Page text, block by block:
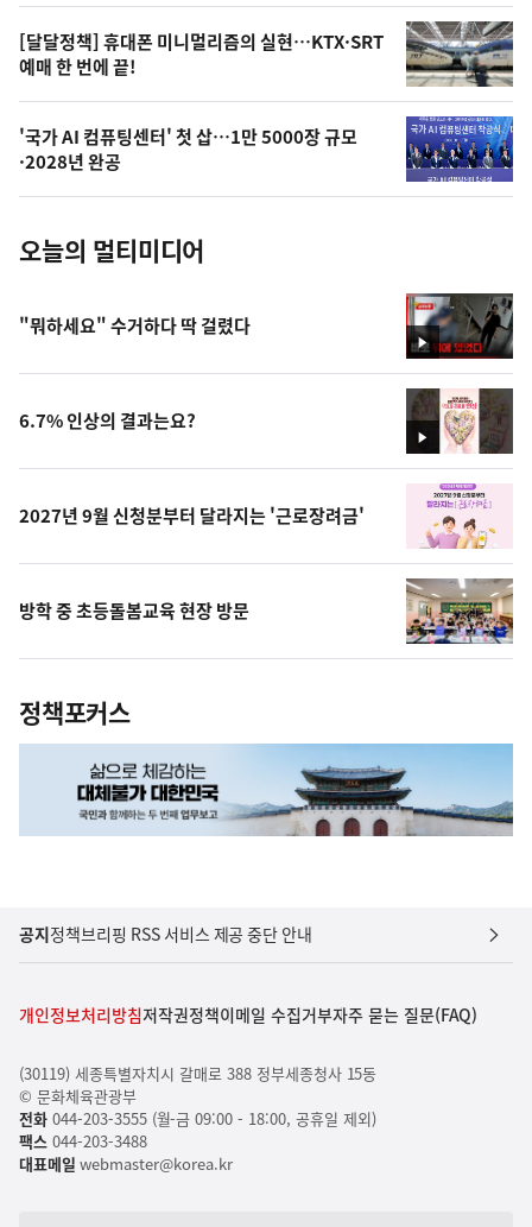
오
늘
의
사
진
[달달정책] 휴대폰 미니멀리즘의 실현…KTX·SRT
예매 한 번에 끝!
'국가 AI 컴퓨팅센터' 첫 삽…1만 5000장 규모
·2028년 완공
오늘의 멀티미디어
영
상
"뭐하세요" 수거하다 딱 걸렸다
영
상
6.7% 인상의 결과는요?
2027년 9월 신청분부터 달라지는 '근로장려금'
방학 중 초등돌봄교육 현장 방문
정책포커스
공지정책브리핑 RSS 서비스 제공 중단 안내
개인정보처리방침저작권정책이메일 수집거부자주 묻는 질문(FAQ)
(30119) 세종특별자치시 갈매로 388 정부세종청사 15동
© 문화체육관광부
전화044-203-3555 (월-금 09:00 - 18:00, 공휴일 제외)
팩스 044-203-3488
대표메일 webmaster@korea.kr